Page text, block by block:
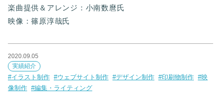
楽曲提供＆アレンジ：小南数麿氏
映像：篠原淳哉氏
2020.09.05
実績紹介
イラスト制作 ウェブサイト制作 デザイン制作 印刷物制作
映
像制作
編集・ライティング